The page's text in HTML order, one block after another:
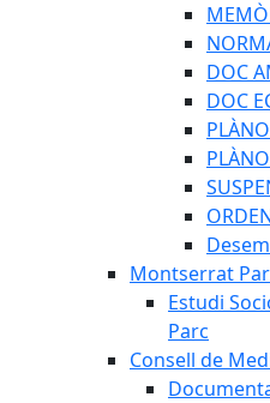
DOC
DOC
Montserrat
Estudi
Parc
Consell de